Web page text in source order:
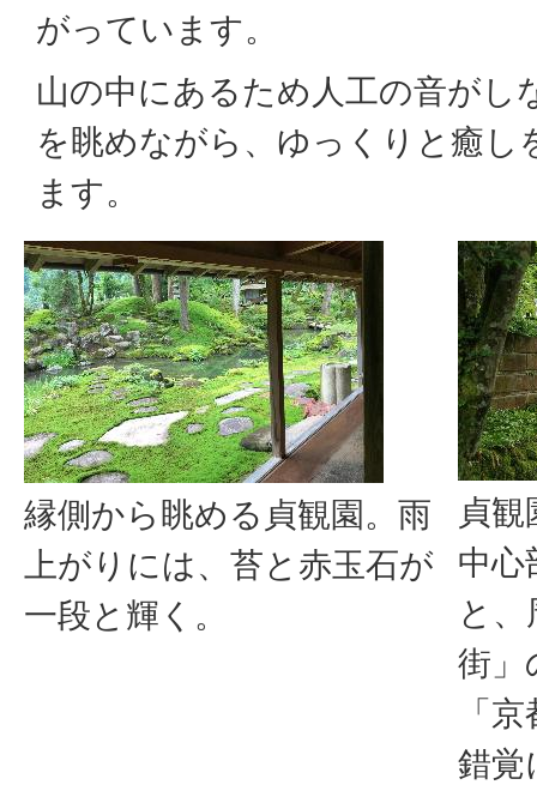
がっています。
山の中にあるため人工の音がし
を眺めながら、ゆっくりと癒し
ます。
縁側から眺める貞観園。雨
上がりには、苔と赤玉石が
一段と輝く。
貞
中心
と
街」
「
錯覚